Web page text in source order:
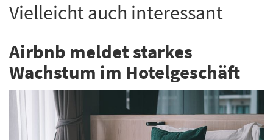
Vielleicht auch interessant
Airbnb meldet starkes
Wachstum im Hotelgeschäft